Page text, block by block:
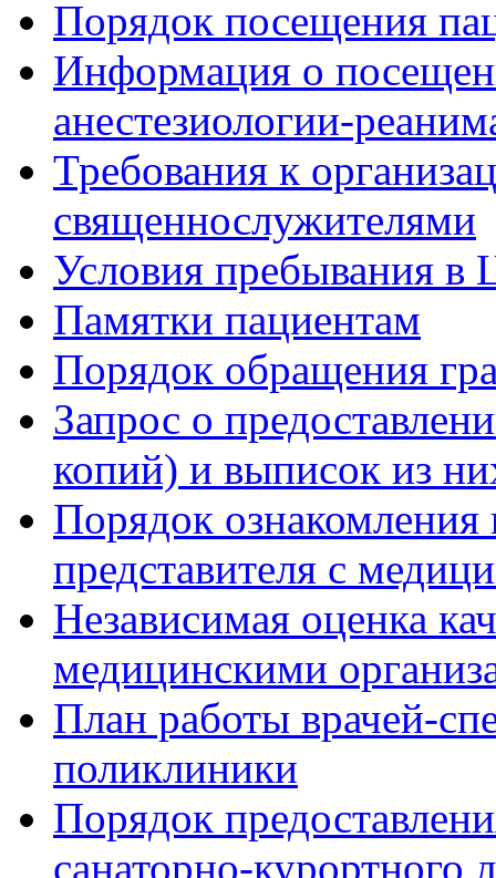
Порядок посещения
Информация о
анестезиологии-
Требования к
священнослужителями
Условия пребывания в
Памятки пациентам
Порядок обращения
Запрос о
копий) и выписок из
Порядок ознакомления
представителя с
Независимая оценка
медицинскими
План работы врачей-
поликлиники
Порядок
санаторно-